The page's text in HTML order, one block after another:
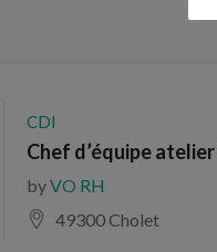
CDI
Chef d’équipe
byVO RH
49300 Cholet